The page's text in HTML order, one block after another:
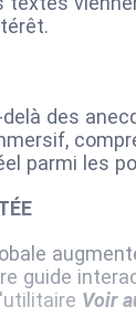
des
parmi les
guide
Voir